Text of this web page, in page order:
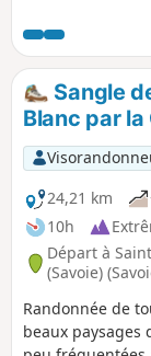
Sangle
Blanc par
24,21 km
10h
Départ à
(Savoie)
Randonnée de
beaux paysages